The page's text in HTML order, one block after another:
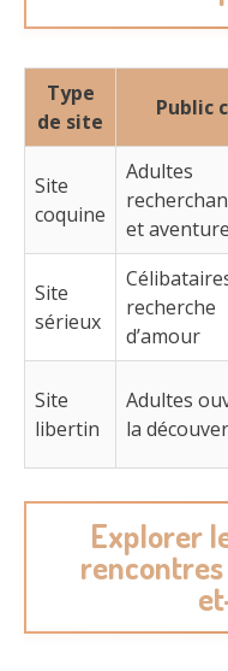
Type
de site
Public
Site
coquine
Adultes
et aventure
Site
sérieux
recherche
d’amour
Site
libertin
Adultes
la
Explorer
rencontres